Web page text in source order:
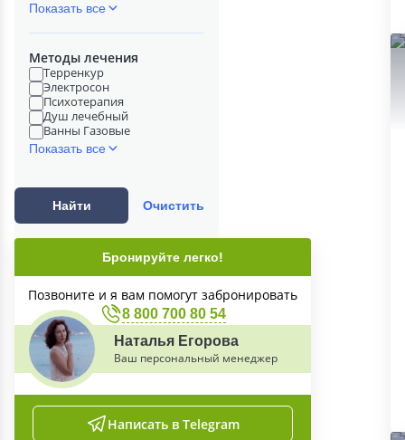
Показать все
Методы лечения
Терренкур
Электросон
Психотерапия
Душ лечебный
Ванны Газовые
Показать все
Найти Очистить
Бронируйте легко!
Позвоните и я вам помогут забронировать
8 800 700 80 54
Наталья Егорова
Ваш персональный менеджер
Написать в Telegram